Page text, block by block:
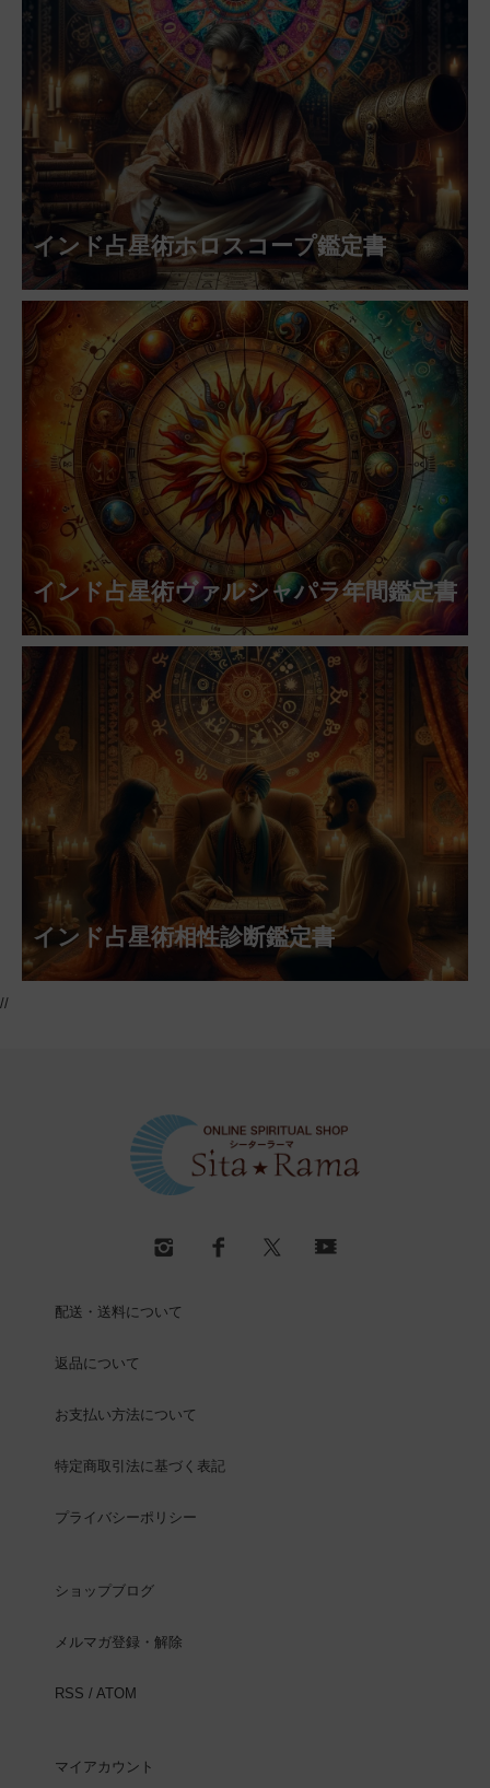
インド占星術ホロスコープ鑑定書
インド占星術ヴァルシャパラ年間鑑定書
インド占星術相性診断鑑定書
//
配送・送料について
返品について
お支払い方法について
特定商取引法に基づく表記
プライバシーポリシー
ショップブログ
メルマガ登録・解除
RSS / ATOM
マイアカウント